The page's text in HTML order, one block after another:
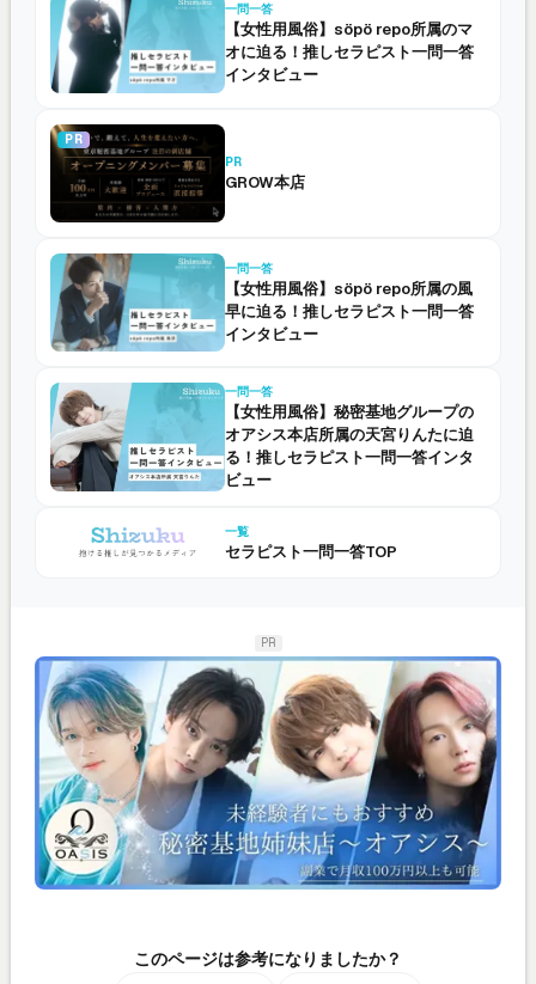
一問一答
【女性用風俗】söpö repo所属のマ
オに迫る！推しセラピスト一問一答
インタビュー
PR
PR
GROW本店
一問一答
【女性用風俗】söpö repo所属の風
早に迫る！推しセラピスト一問一答
インタビュー
一問一答
【女性用風俗】秘密基地グループの
オアシス本店所属の天宮りんたに迫
る！推しセラピスト一問一答インタ
ビュー
一覧
セラピスト一問一答TOP
PR
このページは参考になりましたか？